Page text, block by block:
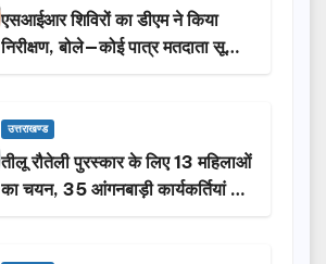
एसआईआर शिविरों का डीएम ने किया
निरीक्षण, बोले—कोई पात्र मतदाता सूची
से न छूटे…
उत्तराखण्ड
तीलू रौतेली पुरस्कार के लिए 13 महिलाओं
का चयन, 35 आंगनबाड़ी कार्यकर्तियां भी
होंगी सम्मानित…